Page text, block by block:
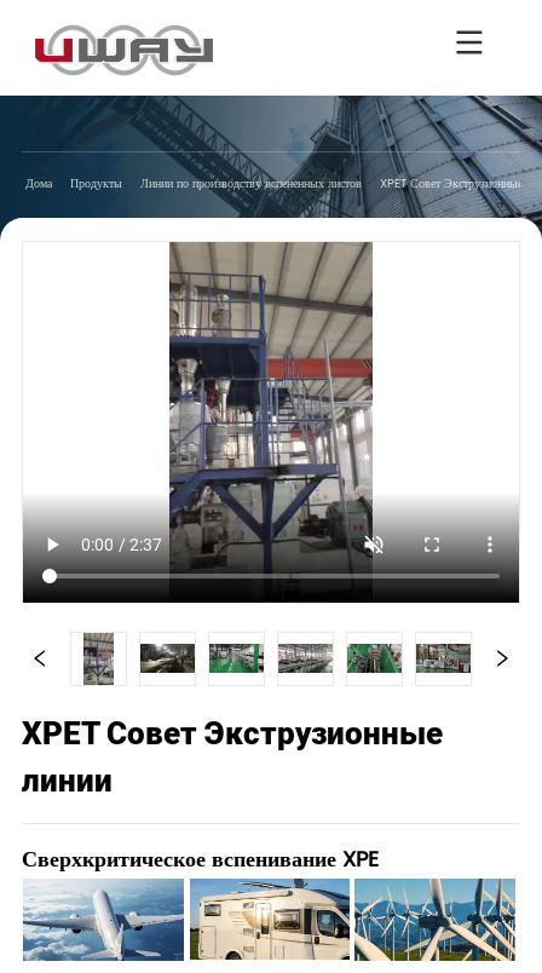
Дома Продукты Линии по производству вспененных листов XPET Совет Экструзионные
XPET Совет Экструзионные
линии
Сверхкритическое вспенивание XPE